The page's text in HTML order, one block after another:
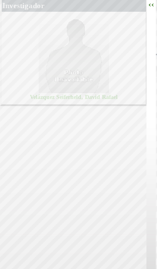
Investigador
Velázquez Seiferheld, David Rafael
‹‹